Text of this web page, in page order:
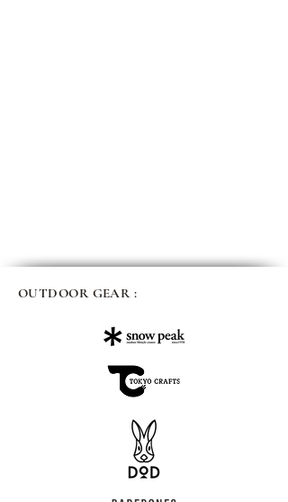
OUTDOOR GEAR :